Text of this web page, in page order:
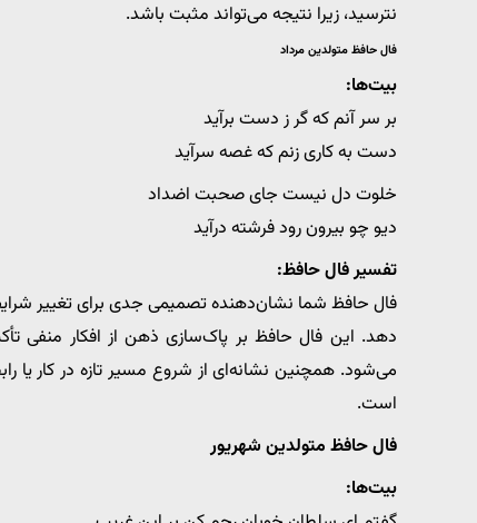
نترسید، زیرا نتیجه می‌تواند مثبت باشد.
فال حافظ متولدین مرداد
بیت‌ها:
بر سر آنم که گر ز دست برآید
دست به کاری زنم که غصه سرآید
خلوت دل نیست جای صحبت اضداد
دیو چو بیرون رود فرشته درآید
تفسیر فال حافظ:
فال حافظ شما نشان‌دهنده تصمیمی جدی برای تغییر
دهد. این فال حافظ بر پاک‌سازی ذهن از افکار منفی
می‌شود. همچنین نشانه‌ای از شروع مسیر تازه در کار یا
است.
فال حافظ متولدین شهریور
بیت‌ها: